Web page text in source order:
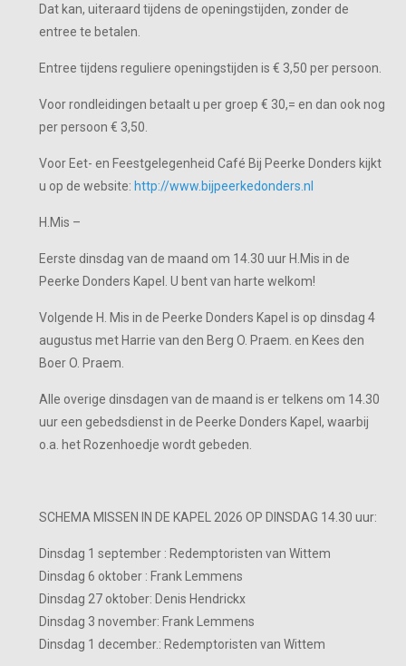
Dat kan, uiteraard tijdens de openingstijden, zonder de
entree te betalen.
Entree tijdens reguliere openingstijden is € 3,50 per persoon.
Voor rondleidingen betaalt u per groep € 30,= en dan ook nog
per persoon € 3,50.
Voor Eet- en Feestgelegenheid Café Bij Peerke Donders kijkt
u op de website: http://www.bijpeerkedonders.nl
H.Mis –
Eerste dinsdag van de maand om 14.30 uur H.Mis in de
Peerke Donders Kapel. U bent van harte welkom!
Volgende H. Mis in de Peerke Donders Kapel is op dinsdag 4
augustus met Harrie van den Berg O. Praem. en Kees den
Boer O. Praem.
Alle overige dinsdagen van de maand is er telkens om 14.30
uur een gebedsdienst in de Peerke Donders Kapel, waarbij
o.a. het Rozenhoedje wordt gebeden.
SCHEMA MISSEN IN DE KAPEL 2026 OP DINSDAG 14.30 uur:
Dinsdag 1 september : Redemptoristen van Wittem
Dinsdag 6 oktober : Frank Lemmens
Dinsdag 27 oktober: Denis Hendrickx
Dinsdag 3 november: Frank Lemmens
Dinsdag 1 december.: Redemptoristen van Wittem